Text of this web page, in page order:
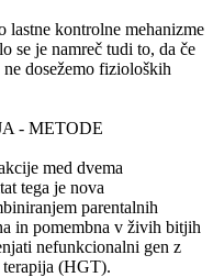
lastne kontrolne mehanizme
se je namreč tudi to, da če
dosežemo fizioloških
- METODE
med dvema
tega je nova
parentalnih
in pomembna v živih bitjih
nefunkcionalni gen z
terapija (HGT).